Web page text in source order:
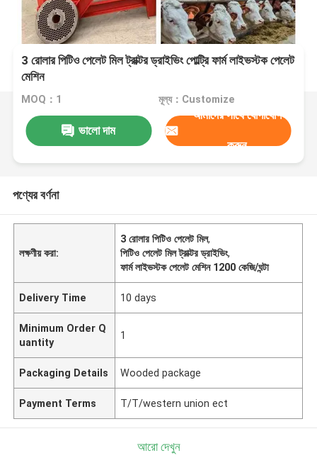
3 রোলার পিটিও পেলেট মিল ট্রাক্টর ড্রাইভিং পোল্ট্রি ফার্ম লাইভস্টক পেলেট
মেশিন
MOQ：1 মূল্য：Customize
ভালো দাম
আমাদের সাথে যোগাযোগ
করুন
পণ্যের বর্ণনা
লক্ষণীয় করা:
3 রোলার পিটিও পেলেট মিল,
পিটিও পেলেট মিল ট্রাক্টর ড্রাইভিং,
ফার্ম লাইভস্টক পেলেট মেশিন 1200 কেজি/ঘন্টা
Delivery Time 10 days
Minimum Order Q
uantity
1
Packaging Details Wooded package
Payment Terms T/T/western union ect
আরো দেখুন